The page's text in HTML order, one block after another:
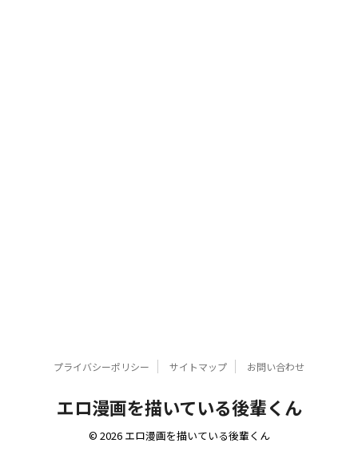
プライバシーポリシー サイトマップ お問い合わせ
エロ漫画を描いている後輩くん
© 2026 エロ漫画を描いている後輩くん